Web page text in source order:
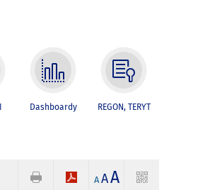
Dashboardy REGON, TERYT
A AA